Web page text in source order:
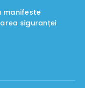
manifeste
siguranței